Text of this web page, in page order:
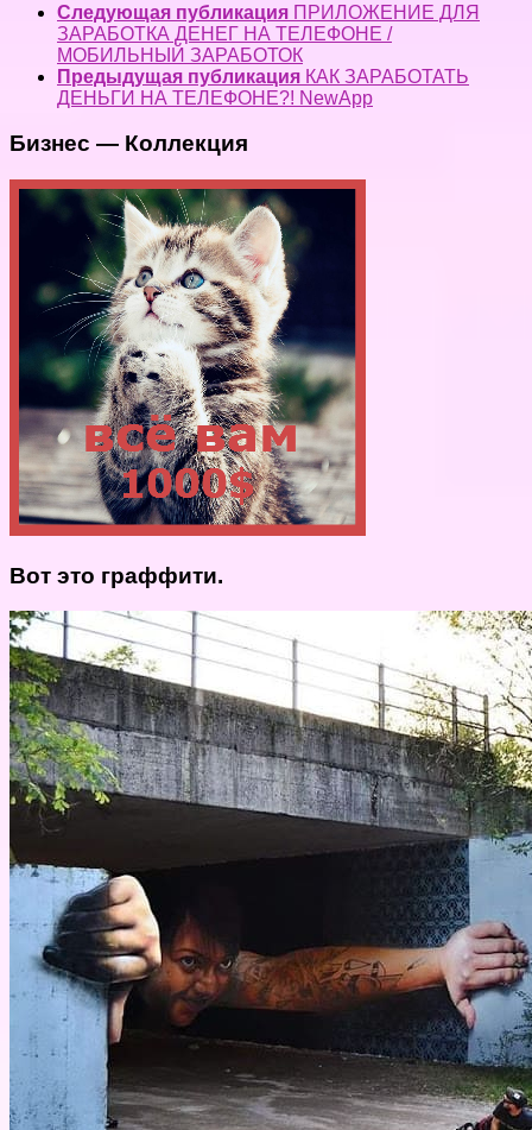
Следующая публикация ПРИЛОЖЕНИЕ ДЛЯ
ЗАРАБОТКА ДЕНЕГ НА ТЕЛЕФОНЕ /
МОБИЛЬНЫЙ ЗАРАБОТОК
Предыдущая публикация КАК ЗАРАБОТАТЬ
ДЕНЬГИ НА ТЕЛЕФОНЕ?! NewApp
Бизнес — Коллекция
Вот это граффити.